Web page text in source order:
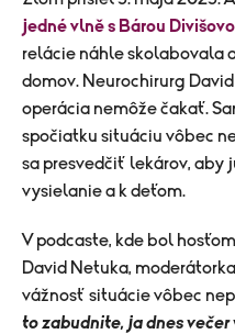
jedné vlně s Bárou
relácie náhle skolabovala
domov. Neurochirurg
operácia nemôže čakať.
spočiatku situáciu vôbec
sa presvedčiť lekárov, aby
vysielanie a k deťom.
V podcaste, kde bol
David Netuka,
vážnosť situácie vôbec
to zabudnite, ja dnes